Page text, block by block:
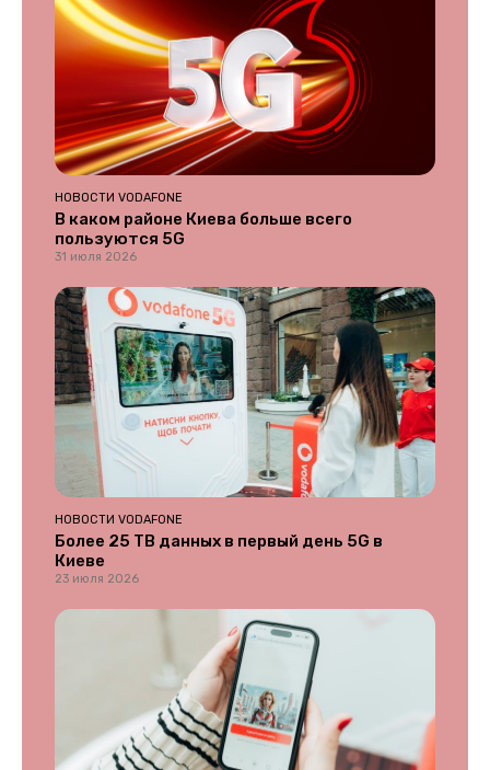
НОВОСТИ VODAFONE
В каком районе Киева больше всего
пользуются 5G
31 июля 2026
НОВОСТИ VODAFONE
Более 25 ТВ данных в первый день 5G в
Киеве
23 июля 2026